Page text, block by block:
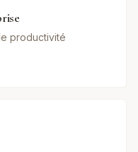
productivité